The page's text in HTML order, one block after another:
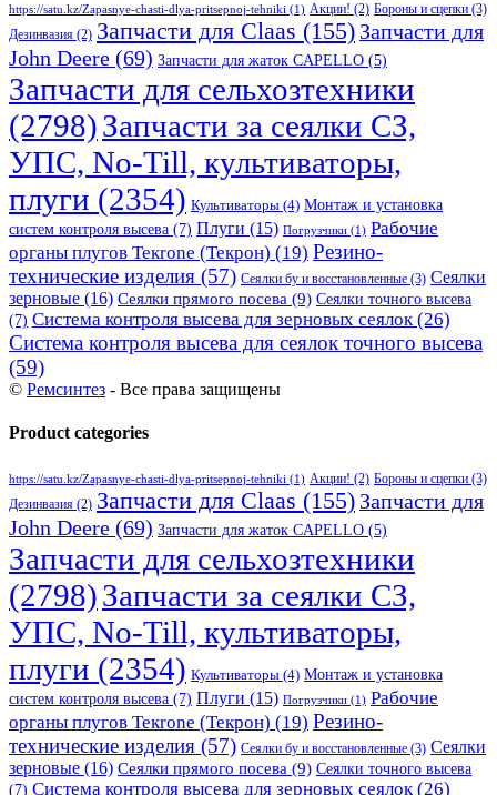
https://satu.kz/Zapasnye-chasti-dlya-pritsepnoj-tehniki (1) Акции! (2) Бороны и сцепки (3)
Дезинвазия (2) Запчасти для Claas (155) Запчасти для
John Deere (69) Запчасти для жаток CAPELLO (5)
Запчасти для сельхозтехники
(2798)Запчасти за сеялки СЗ,
УПС, No-Till, культиваторы,
плуги (2354) Культиваторы (4) Монтаж и установка
систем контроля высева (7) Плуги (15) Погрузчики (1) Рабочие
органы плугов Текrоne (Текрон) (19) Резино-
технические изделия (57) Сеялки бу и восстановленные (3) Сеялки
зерновые (16) Сеялки прямого посева (9) Сеялки точного высева
(7) Система контроля высева для зерновых сеялок(26)
Система контроля высева для сеялок точного высева
(59)
© Ремсинтез - Все права защищены
Product categories
https://satu.kz/Zapasnye-chasti-dlya-pritsepnoj-tehniki (1) Акции! (2) Бороны и сцепки (3)
Дезинвазия (2) Запчасти для Claas (155) Запчасти для
John Deere (69) Запчасти для жаток CAPELLO (5)
Запчасти для сельхозтехники
(2798)Запчасти за сеялки СЗ,
УПС, No-Till, культиваторы,
плуги (2354) Культиваторы (4) Монтаж и установка
систем контроля высева (7) Плуги (15) Погрузчики (1) Рабочие
органы плугов Текrоne (Текрон) (19) Резино-
технические изделия (57) Сеялки бу и восстановленные (3) Сеялки
зерновые (16) Сеялки прямого посева (9) Сеялки точного высева
(7) Система контроля высева для зерновых сеялок (26)